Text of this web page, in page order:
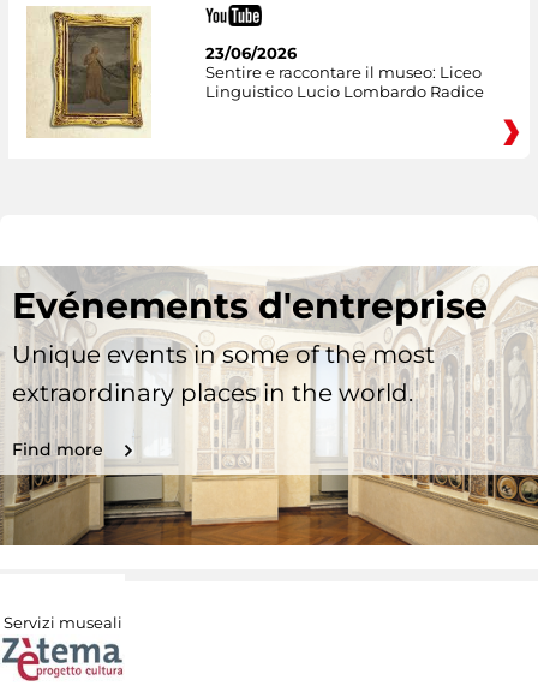
23/06/2026
Sentire e raccontare il museo: Liceo
Linguistico Lucio Lombardo Radice
Evénements d'entreprise
Unique events in some of the most
extraordinary places in the world.
Find more
Servizi museali